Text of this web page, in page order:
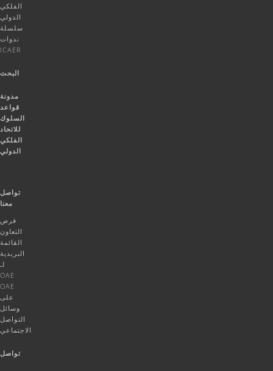
الفلكي
الدولي
سلسلة
ندوات
ICAER
البحث
مدونة
قواعد
السلوك
للاتحاد
الفلكي
الدولي
تواصل
معنا
فرص
التعاون
القائمة
البريدية
لـ
OAE
OAE
على
وسائل
التواصل
الاجتماعي
تواصل